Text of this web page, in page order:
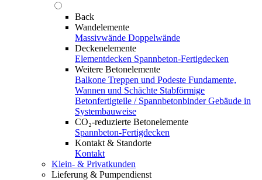
Back
Wandelemente
Massivwände Doppelwände
Deckenelemente
Elementdecken Spannbeton-Fertigdecken
Weitere Betonelemente
Balkone Treppen und Podeste Fundamente,
Wannen und Schächte Stabförmige
Betonfertigteile / Spannbetonbinder Gebäude in
Systembauweise
CO₂-reduzierte Betonelemente
Spannbeton-Fertigdecken
Kontakt & Standorte
Kontakt
Klein- & Privatkunden
Lieferung & Pumpendienst